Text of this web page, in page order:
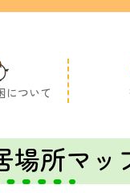
について
場所マッ